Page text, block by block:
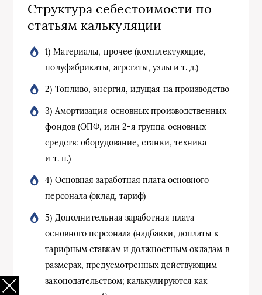
Структура себестоимости по
статьям калькуляции
1) Материалы, прочее (комплектующие,
полуфабрикаты, агрегаты, узлы и т. д.)
2) Топливо, энергия, идущая на производство
3) Амортизация основных производственных
фондов (ОПФ, или 2-я группа основных
средств: оборудование, станки, техника
и т. п.)
4) Основная заработная плата основного
персонала (оклад, тариф)
5) Дополнительная заработная плата
основного персонала (надбавки, доплаты к
тарифным ставкам и должностным окладам в
размерах, предусмотренных действующим
законодательством; калькулируются как